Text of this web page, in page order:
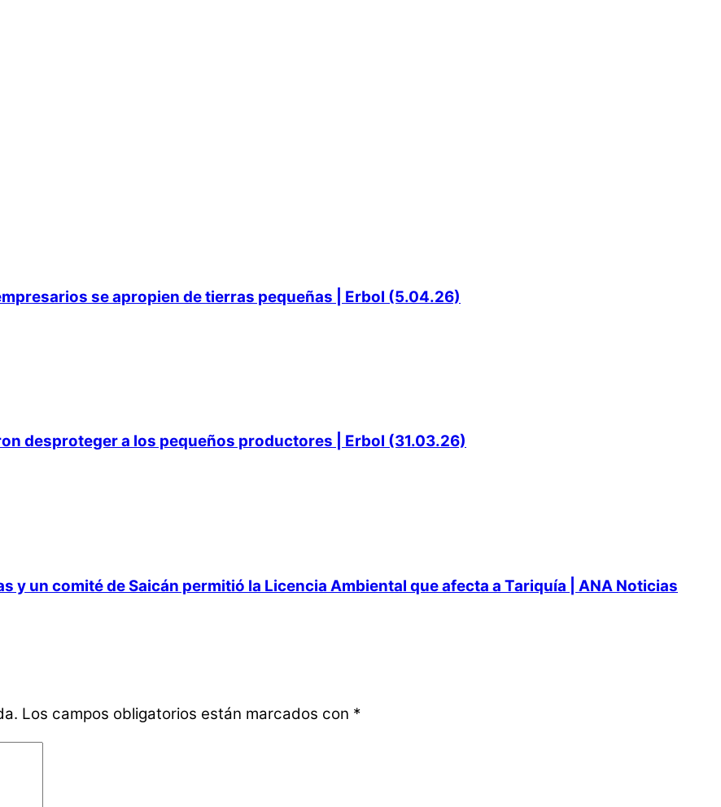
se apropien de tierras pequeñas | Erbol (5.04.26)
desproteger a los pequeños productores | Erbol (31.03.26)
y un comité de Saicán permitió la Licencia Ambiental que afecta a Tariquía | ANA Noticias
Los campos obligatorios están marcados con *